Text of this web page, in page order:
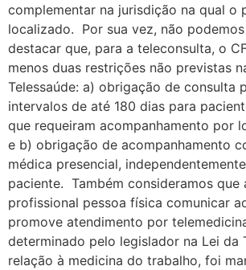
complementar na jurisdição na qual o
localizado. Por sua vez, não
destacar que, para a teleconsulta, o
menos duas restrições não previstas
Telessaúde: a) obrigação de consulta
intervalos de até 180 dias para
que requeiram acompanhamento por
e b) obrigação de acompanhamento
médica presencial,
paciente. Também consideramos que
profissional pessoa física comunicar
promove atendimento por
determinado pelo legislador na Lei da
relação à medicina do trabalho, foi